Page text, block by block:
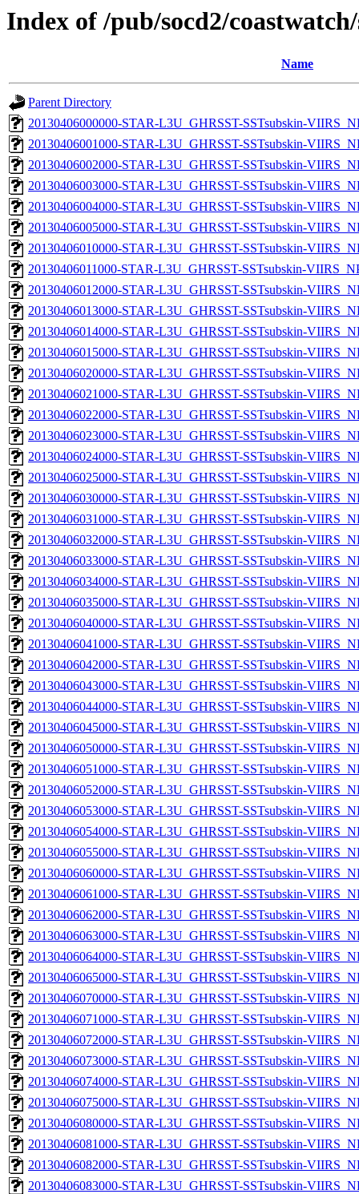
Index of /pub/socd2/
Name
Parent Directory
20130406000000-STAR-L3U_GHRSST-SSTsubskin-
20130406001000-STAR-L3U_GHRSST-SSTsubskin-
20130406002000-STAR-L3U_GHRSST-SSTsubskin-
20130406003000-STAR-L3U_GHRSST-SSTsubskin-
20130406004000-STAR-L3U_GHRSST-SSTsubskin-
20130406005000-STAR-L3U_GHRSST-SSTsubskin-
20130406010000-STAR-L3U_GHRSST-SSTsubskin-
20130406011000-STAR-L3U_GHRSST-SSTsubskin-
20130406012000-STAR-L3U_GHRSST-SSTsubskin-
20130406013000-STAR-L3U_GHRSST-SSTsubskin-
20130406014000-STAR-L3U_GHRSST-SSTsubskin-
20130406015000-STAR-L3U_GHRSST-SSTsubskin-
20130406020000-STAR-L3U_GHRSST-SSTsubskin-
20130406021000-STAR-L3U_GHRSST-SSTsubskin-
20130406022000-STAR-L3U_GHRSST-SSTsubskin-
20130406023000-STAR-L3U_GHRSST-SSTsubskin-
20130406024000-STAR-L3U_GHRSST-SSTsubskin-
20130406025000-STAR-L3U_GHRSST-SSTsubskin-
20130406030000-STAR-L3U_GHRSST-SSTsubskin-
20130406031000-STAR-L3U_GHRSST-SSTsubskin-
20130406032000-STAR-L3U_GHRSST-SSTsubskin-
20130406033000-STAR-L3U_GHRSST-SSTsubskin-
20130406034000-STAR-L3U_GHRSST-SSTsubskin-
20130406035000-STAR-L3U_GHRSST-SSTsubskin-
20130406040000-STAR-L3U_GHRSST-SSTsubskin-
20130406041000-STAR-L3U_GHRSST-SSTsubskin-
20130406042000-STAR-L3U_GHRSST-SSTsubskin-
20130406043000-STAR-L3U_GHRSST-SSTsubskin-
20130406044000-STAR-L3U_GHRSST-SSTsubskin-
20130406045000-STAR-L3U_GHRSST-SSTsubskin-
20130406050000-STAR-L3U_GHRSST-SSTsubskin-
20130406051000-STAR-L3U_GHRSST-SSTsubskin-
20130406052000-STAR-L3U_GHRSST-SSTsubskin-
20130406053000-STAR-L3U_GHRSST-SSTsubskin-
20130406054000-STAR-L3U_GHRSST-SSTsubskin-
20130406055000-STAR-L3U_GHRSST-SSTsubskin-
20130406060000-STAR-L3U_GHRSST-SSTsubskin-
20130406061000-STAR-L3U_GHRSST-SSTsubskin-
20130406062000-STAR-L3U_GHRSST-SSTsubskin-
20130406063000-STAR-L3U_GHRSST-SSTsubskin-
20130406064000-STAR-L3U_GHRSST-SSTsubskin-
20130406065000-STAR-L3U_GHRSST-SSTsubskin-
20130406070000-STAR-L3U_GHRSST-SSTsubskin-
20130406071000-STAR-L3U_GHRSST-SSTsubskin-
20130406072000-STAR-L3U_GHRSST-SSTsubskin-
20130406073000-STAR-L3U_GHRSST-SSTsubskin-
20130406074000-STAR-L3U_GHRSST-SSTsubskin-
20130406075000-STAR-L3U_GHRSST-SSTsubskin-
20130406080000-STAR-L3U_GHRSST-SSTsubskin-
20130406081000-STAR-L3U_GHRSST-SSTsubskin-
20130406082000-STAR-L3U_GHRSST-SSTsubskin-
20130406083000-STAR-L3U_GHRSST-SSTsubskin-